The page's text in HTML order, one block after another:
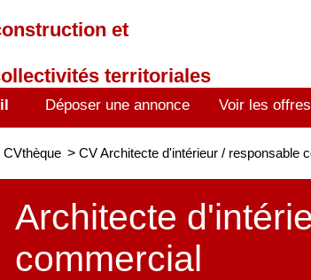
et
territoriales
Déposer une annonce Voir les
CVthèque > CV Architecte d'intérieur / responsable
Architecte
commercial